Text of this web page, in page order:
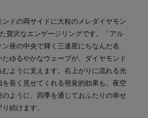
ドの両サイドに大粒のメレダイヤモン
贅沢なエンゲージリングです。「アル
ン座の中央で輝く三連星にちなんだ名
ゆるやかなウェーブが、ダイヤモンド
むように支えます。右上がりに流れる光
長く見せてくれる視覚的効果も。夜空
ように、四季を通じておふたりの幸せ
続けます。